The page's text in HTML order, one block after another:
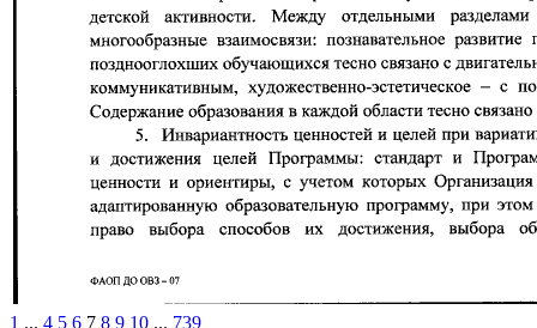
1 ... 4 5 6 7 8 9 10 ... 739